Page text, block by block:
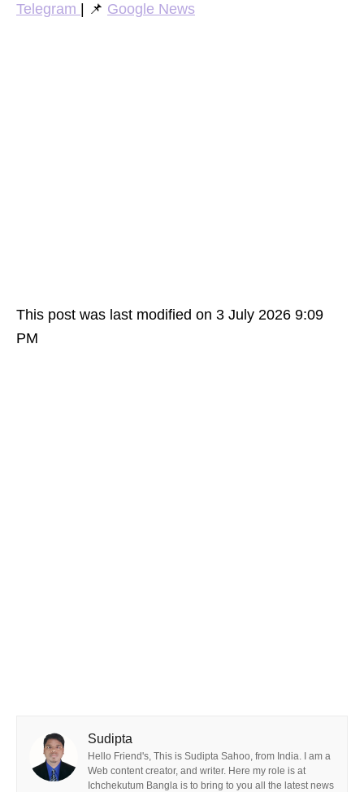
Telegram
| 📌 Google News
This post was last modified on 3 July 2026 9:09
PM
Sudipta
Hello Friend's, This is Sudipta Sahoo, from India. I am a
Web content creator, and writer. Here my role is at
Ichchekutum Bangla is to bring to you all the latest news